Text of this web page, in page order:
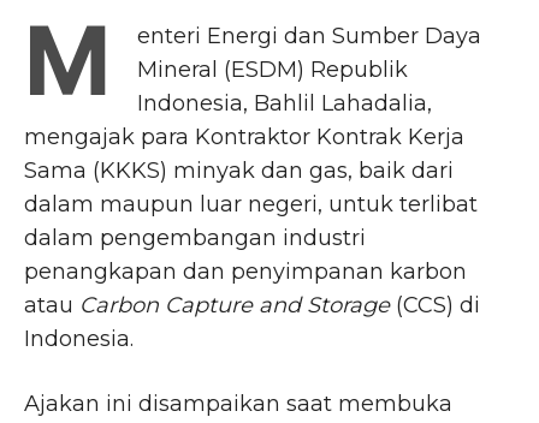
M
enteri Energi dan Sumber Daya
Mineral (ESDM) Republik
Indonesia, Bahlil Lahadalia,
mengajak para Kontraktor Kontrak Kerja
Sama (KKKS) minyak dan gas, baik dari
dalam maupun luar negeri, untuk terlibat
dalam pengembangan industri
penangkapan dan penyimpanan karbon
atau Carbon Capture and Storage(CCS) di
Indonesia.
Ajakan ini disampaikan saat membuka